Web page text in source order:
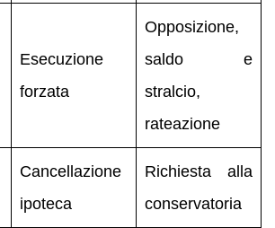
Esecuzione
forzata
Opposizione,
saldo e
stralcio,
rateazione
Cancellazione
ipoteca
Richiesta alla
conservatoria